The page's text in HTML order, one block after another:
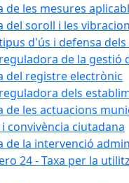
les mesures
soroll i les
d'ús i defensa
de la gestió
del registre electrònic
dels
les actuacions
convivència ciutadana
la intervenció
24 - Taxa per la